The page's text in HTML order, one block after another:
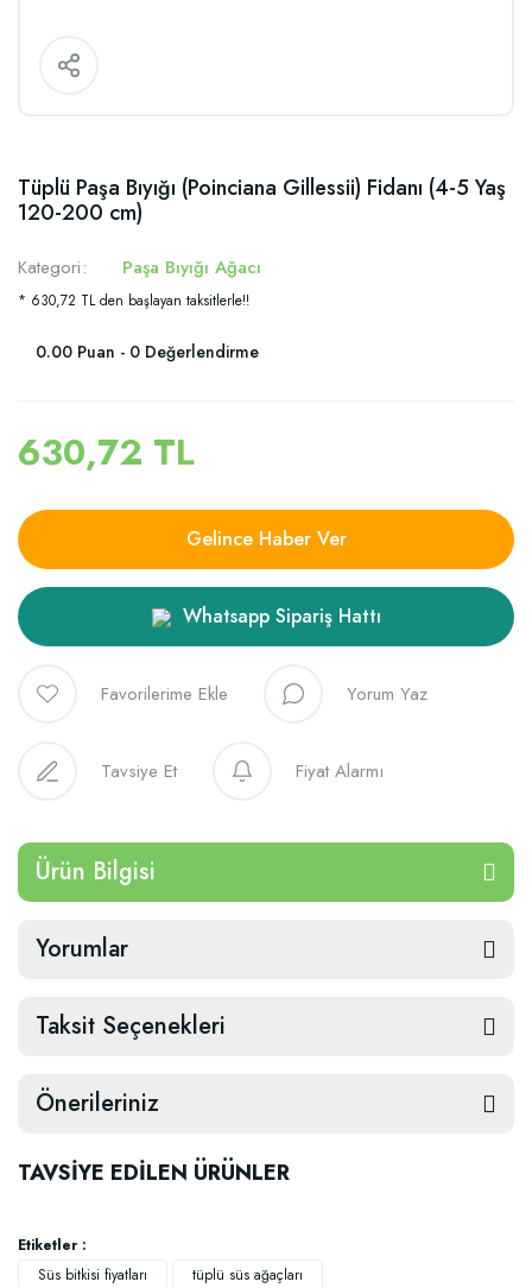
Tüplü Paşa Bıyığı (Poinciana Gillessii) Fidanı (4-5 Yaş
120-200 cm)
Kategori Paşa Bıyığı Ağacı
* 630,72 TL den başlayan taksitlerle!!
0.00 Puan - 0 Değerlendirme
630,72 TL
Gelince Haber Ver
Whatsapp Sipariş Hattı
Yorum Yaz
Tavsiye Et Fiyat Alarmı
Ürün Bilgisi
Yorumlar
Taksit Seçenekleri
Önerileriniz
TAVSİYE EDİLEN ÜRÜNLER
Etiketler :
Süs bitkisi fiyatları
tüplü süs ağaçları